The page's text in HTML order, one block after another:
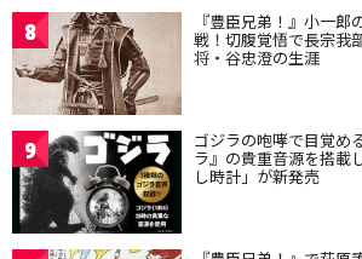
8 『豊臣兄弟！』小一
戦！切腹覚悟で長宗我
将・谷忠澄の生涯
9 ゴジラの咆哮で目覚め
ラ』の貴重音源を搭載
し時計」が新発売